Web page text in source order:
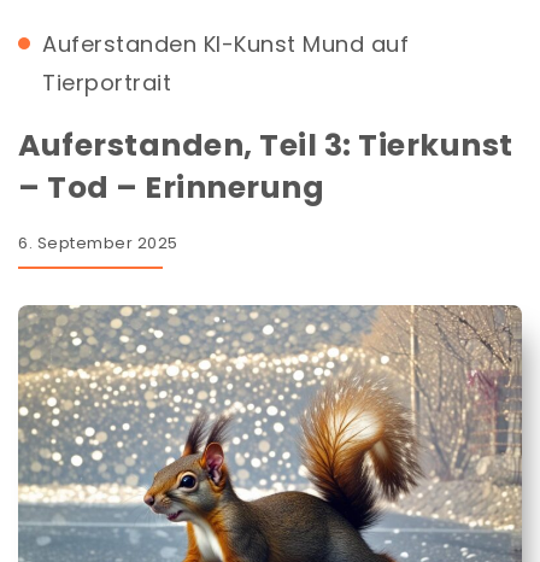
Auferstanden KI-Kunst Mund auf
Tierportrait
Auferstanden, Teil 3: Tierkunst
– Tod – Erinnerung
6. September 2025